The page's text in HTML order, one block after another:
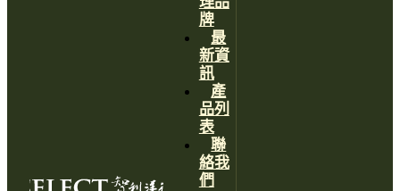
牌
最
新資
訊
產
品列
表
聯
絡我
們